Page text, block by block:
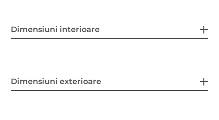
Dimensiuni interioare
Dimensiuni exterioare